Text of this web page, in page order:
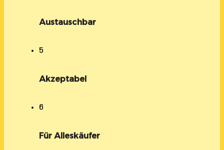
Austauschbar
5
Akzeptabel
6
Für Alleskäufer